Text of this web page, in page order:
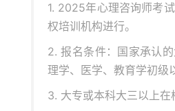
1. 2025年心理咨询师考
权培训机构进行。
2. 报名条件：国家承认
理学、医学、教育学初级
3. 大专或本科大三以上在